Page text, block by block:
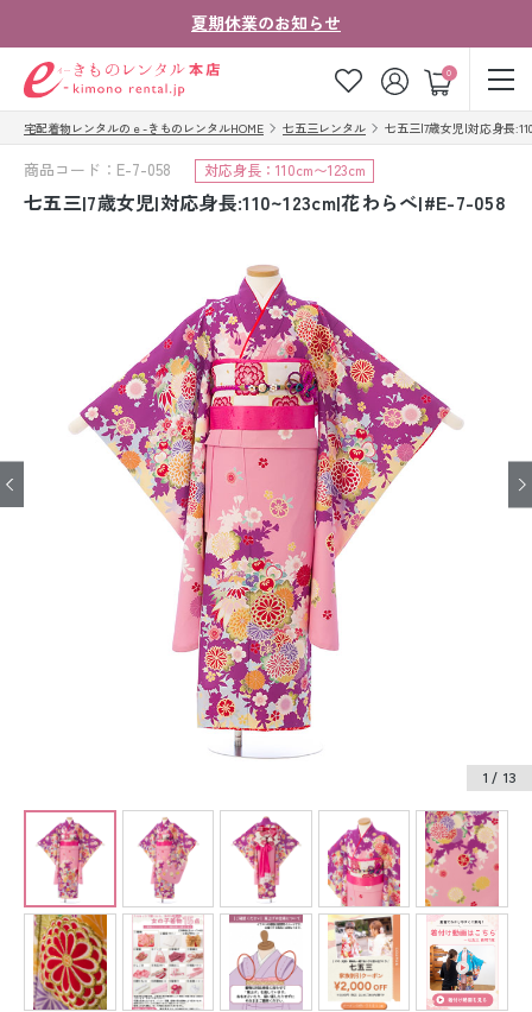
夏期休業のお知らせ
0
ゲスト
お気に入り ログイン カート
ご注文の流れ
お客様の声
お問い合わせ
法人・グループの
お客様はこちら
着物の種類から探す
訪問着・付下げレンタル
ジュニア着物レンタル
ジュニア洋装レンタル
ベビー洋装レンタル
宅配着物レンタルのｅ-きものレンタルHOME 七五三レンタル 七五三|7歳女児|対応身長
商品コード：E-7-058 対応身長：110cm〜123cm
七五三|7歳女児|対応身長:110~123cm|花わらべ|#E-7-058
1 / 13